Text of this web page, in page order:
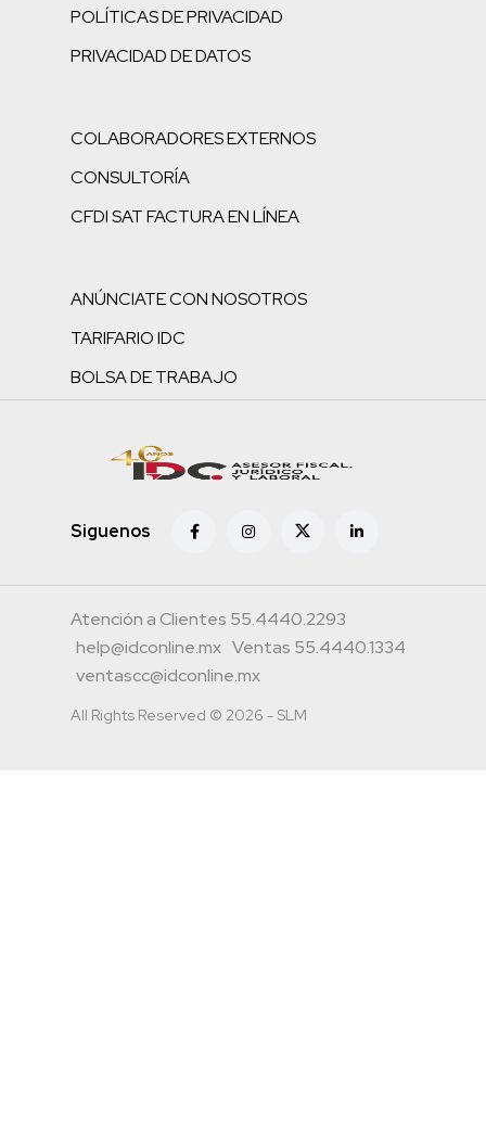
POLÍTICAS DE PRIVACIDAD
PRIVACIDAD DE DATOS
COLABORADORES EXTERNOS
CONSULTORÍA
CFDI SAT FACTURA EN LÍNEA
ANÚNCIATE CON NOSOTROS
TARIFARIO IDC
BOLSA DE TRABAJO
Siguenos
Atención a Clientes 55.4440.2293
help@idconline.mx Ventas 55.4440.1334
ventascc@idconline.mx
All Rights Reserved © 2026 - SLM